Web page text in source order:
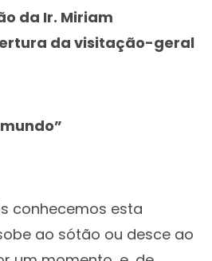
da Ir. Miriam
da visitação-geral
conhecemos esta
ao sótão ou desce ao